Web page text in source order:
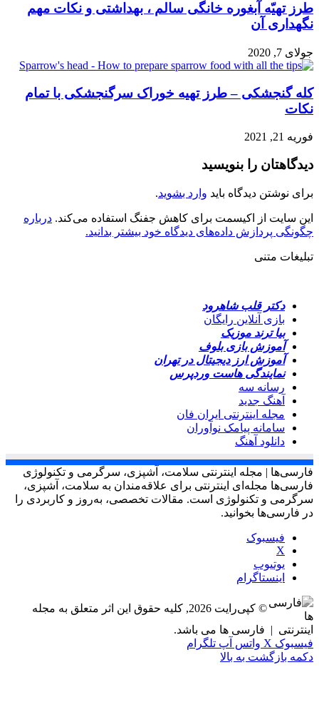
طرز تهیّه آبغوره خانگی سالم ، بهداشتی و نکات مهم
نگهداری آن
جولای 7, 2020
کله گنجشکی – طرز تهیه خوراک سرگنجشکی با تمام
نکات
فوریه 21, 2021
دیدگاهتان را بنویسید
برای نوشتن دیدگاه باید وارد بشوید.
این سایت از اکیسمت برای کاهش جفنگ استفاده می‌کند. درباره
چگونگی پردازش داده‌های دیدگاه خود بیشتر بدانید.
تبلیغات متنی
دکتر قلب شاهرود
بازی آنلاین رایگان
بیا ترند موزیک
آموزش بازی بلوف
آموزش ارز دیجیتال در تهران
نمایندگی هاست وردپرس
رسانه سه
آهنگ جدید
مجله اینترنتی ایران فان
سامانه پیامک نوآوران
دانلود آهنگ
فارسی‌ها | مجله اینترنتی سلامت، آشپزی، سرگرمی و تکنولوژی
فارسی‌ها مجله‌ای اینترنتی برای علاقه‌مندان به سلامت، آشپزی،
سرگرمی و تکنولوژی است. مقالات تخصصی، به‌روز و کاربردی را
در فارسی‌ها بخوانید.
فیسبوک
X
یوتیوب
اینستاگرام
© کپی‌رایت 2026, کلیه حقوق این اثر متعلق به مجله
اینترنتی | فارسی ها می باشد.
فیسبوک X واتس آپ تلگرام
دکمه بازگشت به بالا